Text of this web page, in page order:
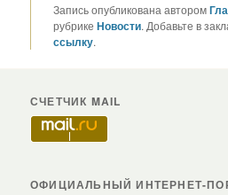
Запись опубликована автором
рубрике Новости. Добавьте в
ссылку.
СЧЕТЧИК MAIL
ОФИЦИАЛЬНЫЙ ИНТЕРНЕТ-